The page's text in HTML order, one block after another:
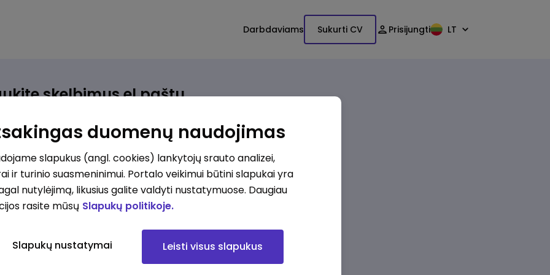
Darbdaviams Sukurti CV Prisijungti LT
skelbimus el.paštu
atsiras, iš karto gausite jį el. paštu.
ieškote darbo?*
Pridėti naują
Kokios srities darbo pasiūlymai jus domina?
Pridėti naują
duomenų naudojimas
slapukus (angl. cookies) lankytojų srauto analizei,
ir turinio suasmeninimui. Portalo veikimui būtini slapukai yra
nutylėjimą, likusius galite valdyti nustatymuose. Daugiau
rasite mūsų Slapukų politikoje.
Slapukų nustatymai Leisti visus slapukus